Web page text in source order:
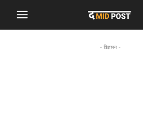
- विज्ञापन -